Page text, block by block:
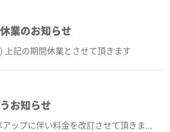
業のお知らせ
上記の期間休業とさせて頂きます
お知らせ
ップに伴い料金を改訂させて頂きま...